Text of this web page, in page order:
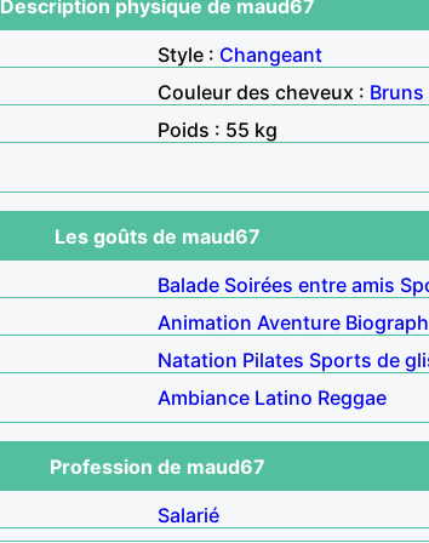
Description physique de maud67
Style : Changeant
Couleur des cheveux : Bruns
Poids : 55 kg
Les goûts de maud67
Balade Soirées entre amis
Animation Aventure
Natation Pilates Sports de
Ambiance Latino Reggae
Profession de maud67
Salarié